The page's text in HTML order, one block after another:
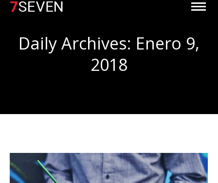
Daily Archives: Enero 9,
2018